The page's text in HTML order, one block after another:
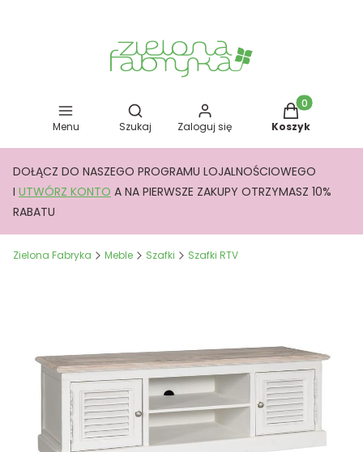
Menu
Otwórz wyszukiwarkę
Szukaj Zaloguj się
Produkty w
Koszyk
DOŁĄCZ DO NASZEGO PROGRAMU LOJALNOŚCIOWEGO
I UTWÓRZ KONTO A NA PIERWSZE ZAKUPY OTRZYMASZ 10%
RABATU
Zielona Fabryka Meble Szafki Szafki RTV